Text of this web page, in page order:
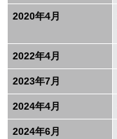
2020年4月
2022年4月
2023年7月
2024年4月
2024年6月